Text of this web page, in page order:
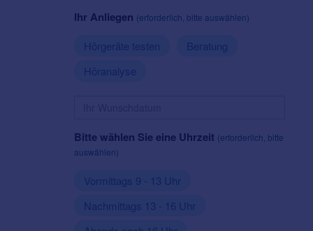
Ihr Anliegen (erforderlich, bitte auswählen)
Hörgeräte testen
Beratung
Höranalyse
Bitte wählen Sie eine Uhrzeit (erforderlich, bitte
auswählen)
Vormittags 9 - 13 Uhr
Nachmittags 13 - 16 Uhr